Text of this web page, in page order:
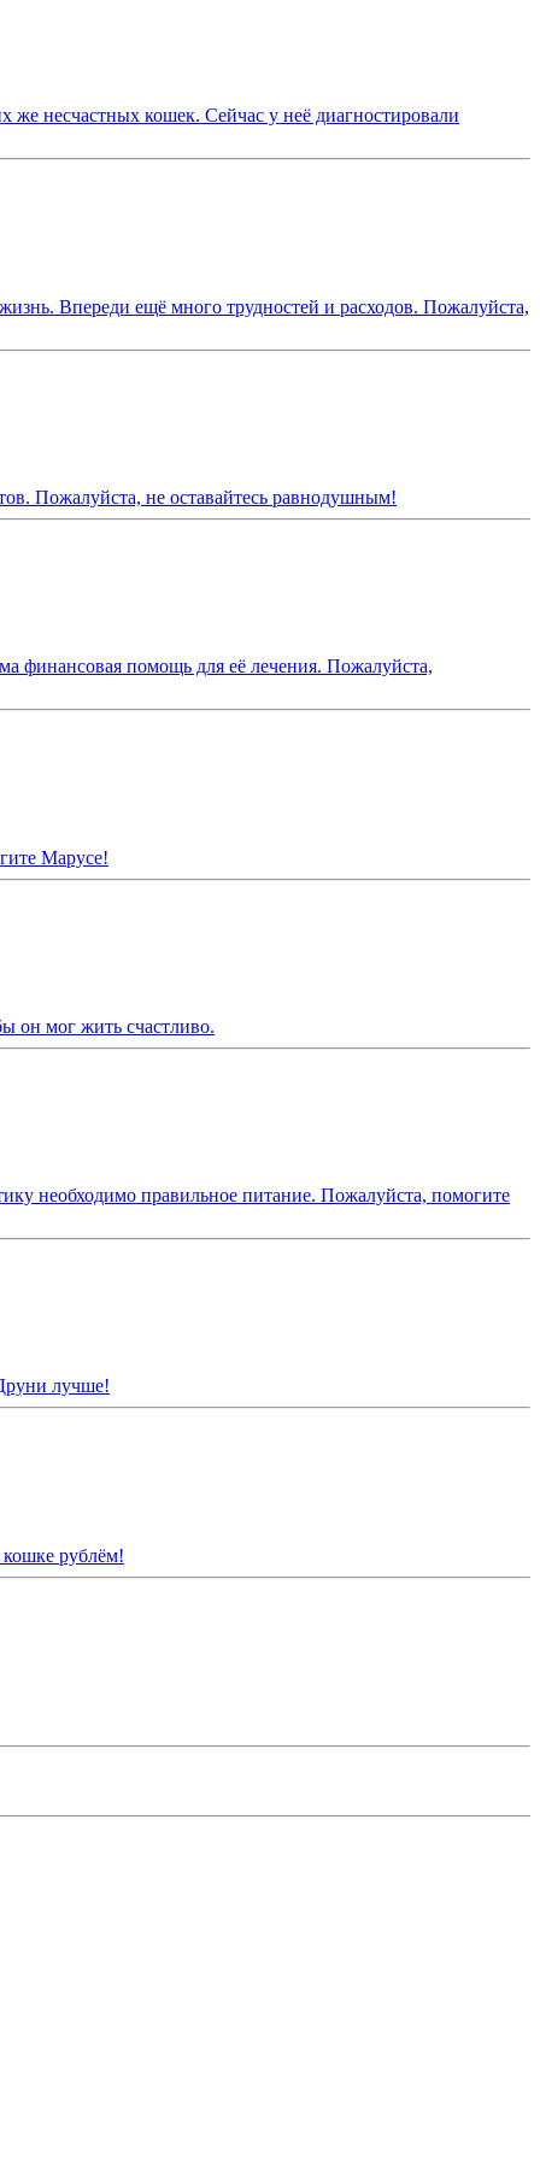
же несчастных кошек. Сейчас у неё диагностировали
Впереди ещё много трудностей и расходов. Пожалуйста,
Пожалуйста, не оставайтесь равнодушным!
финансовая помощь для её лечения. Пожалуйста,
Марусе!
он мог жить счастливо.
необходимо правильное питание. Пожалуйста, помогите
лучше!
рублём!